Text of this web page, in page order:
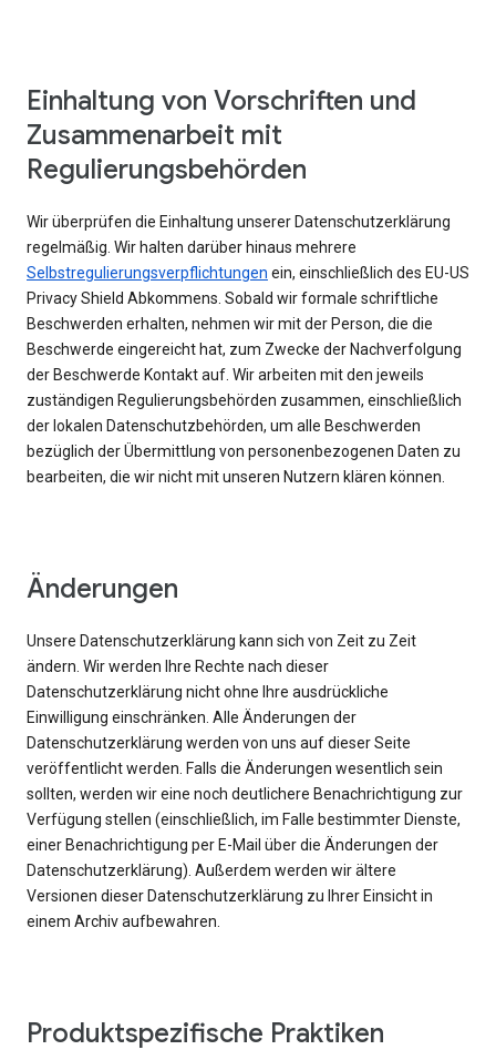
Einhaltung von Vorschriften und
Zusammenarbeit mit
Regulierungsbehörden
Wir überprüfen die Einhaltung unserer Datenschutzerklärung
regelmäßig. Wir halten darüber hinaus mehrere
Selbstregulierungsverpflichtungen ein, einschließlich des EU-US
Privacy Shield Abkommens. Sobald wir formale schriftliche
Beschwerden erhalten, nehmen wir mit der Person, die die
Beschwerde eingereicht hat, zum Zwecke der Nachverfolgung
der Beschwerde Kontakt auf. Wir arbeiten mit den jeweils
zuständigen Regulierungsbehörden zusammen, einschließlich
der lokalen Datenschutzbehörden, um alle Beschwerden
bezüglich der Übermittlung von personenbezogenen Daten zu
bearbeiten, die wir nicht mit unseren Nutzern klären können.
Änderungen
Unsere Datenschutzerklärung kann sich von Zeit zu Zeit
ändern. Wir werden Ihre Rechte nach dieser
Datenschutzerklärung nicht ohne Ihre ausdrückliche
Einwilligung einschränken. Alle Änderungen der
Datenschutzerklärung werden von uns auf dieser Seite
veröffentlicht werden. Falls die Änderungen wesentlich sein
sollten, werden wir eine noch deutlichere Benachrichtigung zur
Verfügung stellen (einschließlich, im Falle bestimmter Dienste,
einer Benachrichtigung per E-Mail über die Änderungen der
Datenschutzerklärung). Außerdem werden wir ältere
Versionen dieser Datenschutzerklärung zu Ihrer Einsicht in
einem Archiv aufbewahren.
Produktspezifische Praktiken